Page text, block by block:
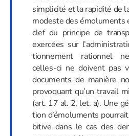
simpli­cité et la rapi­dité de
modeste des émolu­ments
clef du prin­cipe de
exer­cées sur
tion­ne­ment ration­nel
celles-ci ne doivent pas
docu­ments de manière
provo­quant qu’un travail
(art. 17 al. 2, let. a). Une
tion d’émoluments
bi­tive dans le cas des